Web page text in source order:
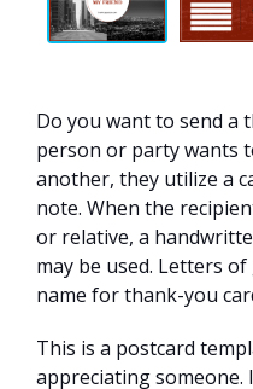
Do you want to send a
person or party wants
another, they utilize a
note. When the
or relative, a
may be used. Letters
name for thank-you
This is a postcard
appreciating someone.